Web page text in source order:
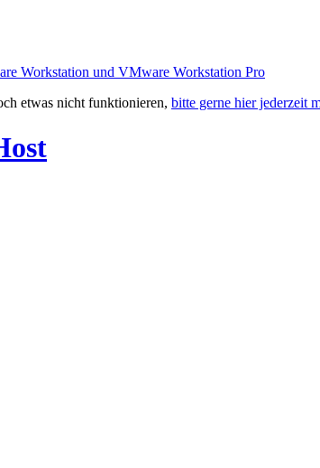
Workstation und VMware Workstation Pro
etwas nicht funktionieren, bitte gerne hier jederzeit